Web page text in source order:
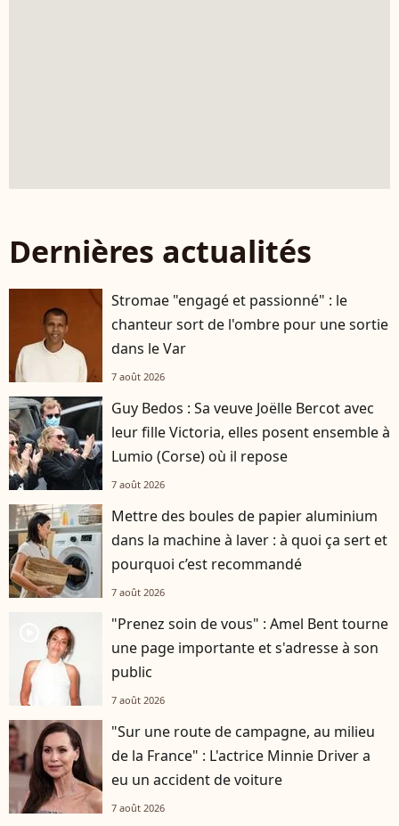
Dernières actualités
Stromae "engagé et passionné" : le
chanteur sort de l'ombre pour une sortie
dans le Var
7 août 2026
Guy Bedos : Sa veuve Joëlle Bercot avec
leur fille Victoria, elles posent ensemble à
Lumio (Corse) où il repose
7 août 2026
Mettre des boules de papier aluminium
dans la machine à laver : à quoi ça sert et
pourquoi c’est recommandé
7 août 2026
"Prenez soin de vous" : Amel Bent tourne
une page importante et s'adresse à son
public
7 août 2026
"Sur une route de campagne, au milieu
de la France" : L'actrice Minnie Driver a
eu un accident de voiture
7 août 2026